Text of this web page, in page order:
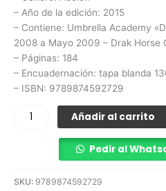
– Año de la edición: 2015
– Contiene: Umbrella Academy
2008 a Mayo 2009 – Drak Horse
– Páginas: 184
– Encuadernación: tapa blanda
– ISBN: 9789874592729
Añadir al carrito
Pedir al
SKU: 9789874592729